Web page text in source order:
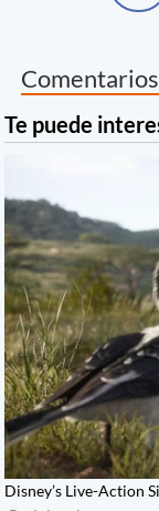
Comentarios